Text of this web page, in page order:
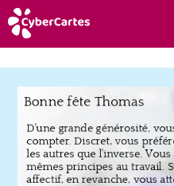
Anniversaire
Fête du jour
Amour
Amitié
Merci
Toutes les cartes